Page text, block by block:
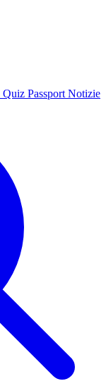
Quiz Passport Notizie